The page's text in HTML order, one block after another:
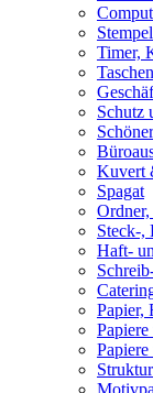
Timer,
Schutz
Kuvert
Spagat
Steck-,
Haft-
Papier,